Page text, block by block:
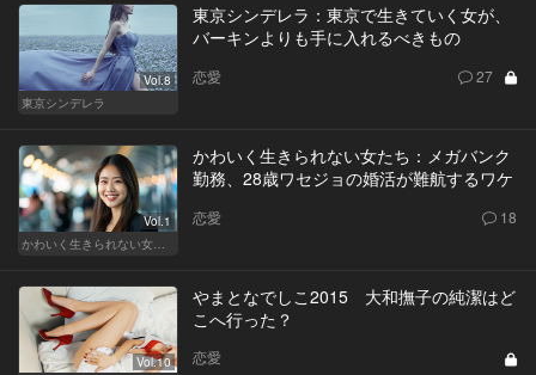
Vol.8
東京シンデレラ
東京シンデレラ：東京で生きていく女が、
バーキンよりも手に入れるべきもの
恋愛 27
Vol.1
かわいく生きられない女たち：メガバンク
勤務、28歳ワセジョの婚活が難航するワケ
恋愛 18
Vol.10
やまとなでしこ2015 大和撫子の純潔はど
こへ行った？
恋愛